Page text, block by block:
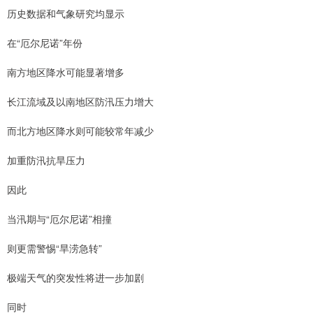
历史数据和气象研究均显示
在“厄尔尼诺”年份
南方地区降水可能显著增多
长江流域及以南地区防汛压力增大
而北方地区降水则可能较常年减少
加重防汛抗旱压力
因此
当汛期与“厄尔尼诺”相撞
则更需警惕“旱涝急转”
极端天气的突发性将进一步加剧
同时